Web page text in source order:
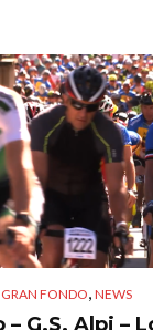
GRAN FONDO NEWS
– G.S. Alpi –